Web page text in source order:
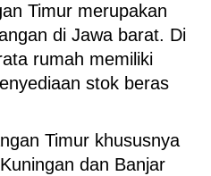
Timur merupakan
di Jawa barat. Di
rumah memiliki
stok beras
Timur khususnya
dan Banjar